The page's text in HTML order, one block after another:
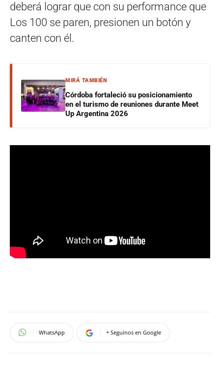
deberá lograr que con su performance que
Los 100 se paren, presionen un botón y
canten con él.
MIRÁ TAMBIÉN
Córdoba fortaleció su posicionamiento
en el turismo de reuniones durante Meet
Up Argentina 2026
WhatsApp + Seguinos en Google